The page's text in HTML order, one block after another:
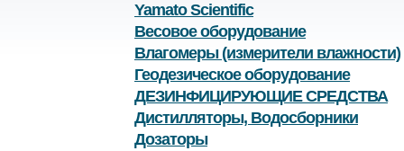
Yamato Scientific
Весовое оборудование
Влагомеры (измерители влажности)
Геодезическое оборудование
ДЕЗИНФИЦИРУЮЩИЕ СРЕДСТВА
Дистилляторы, Водосборники
Дозаторы